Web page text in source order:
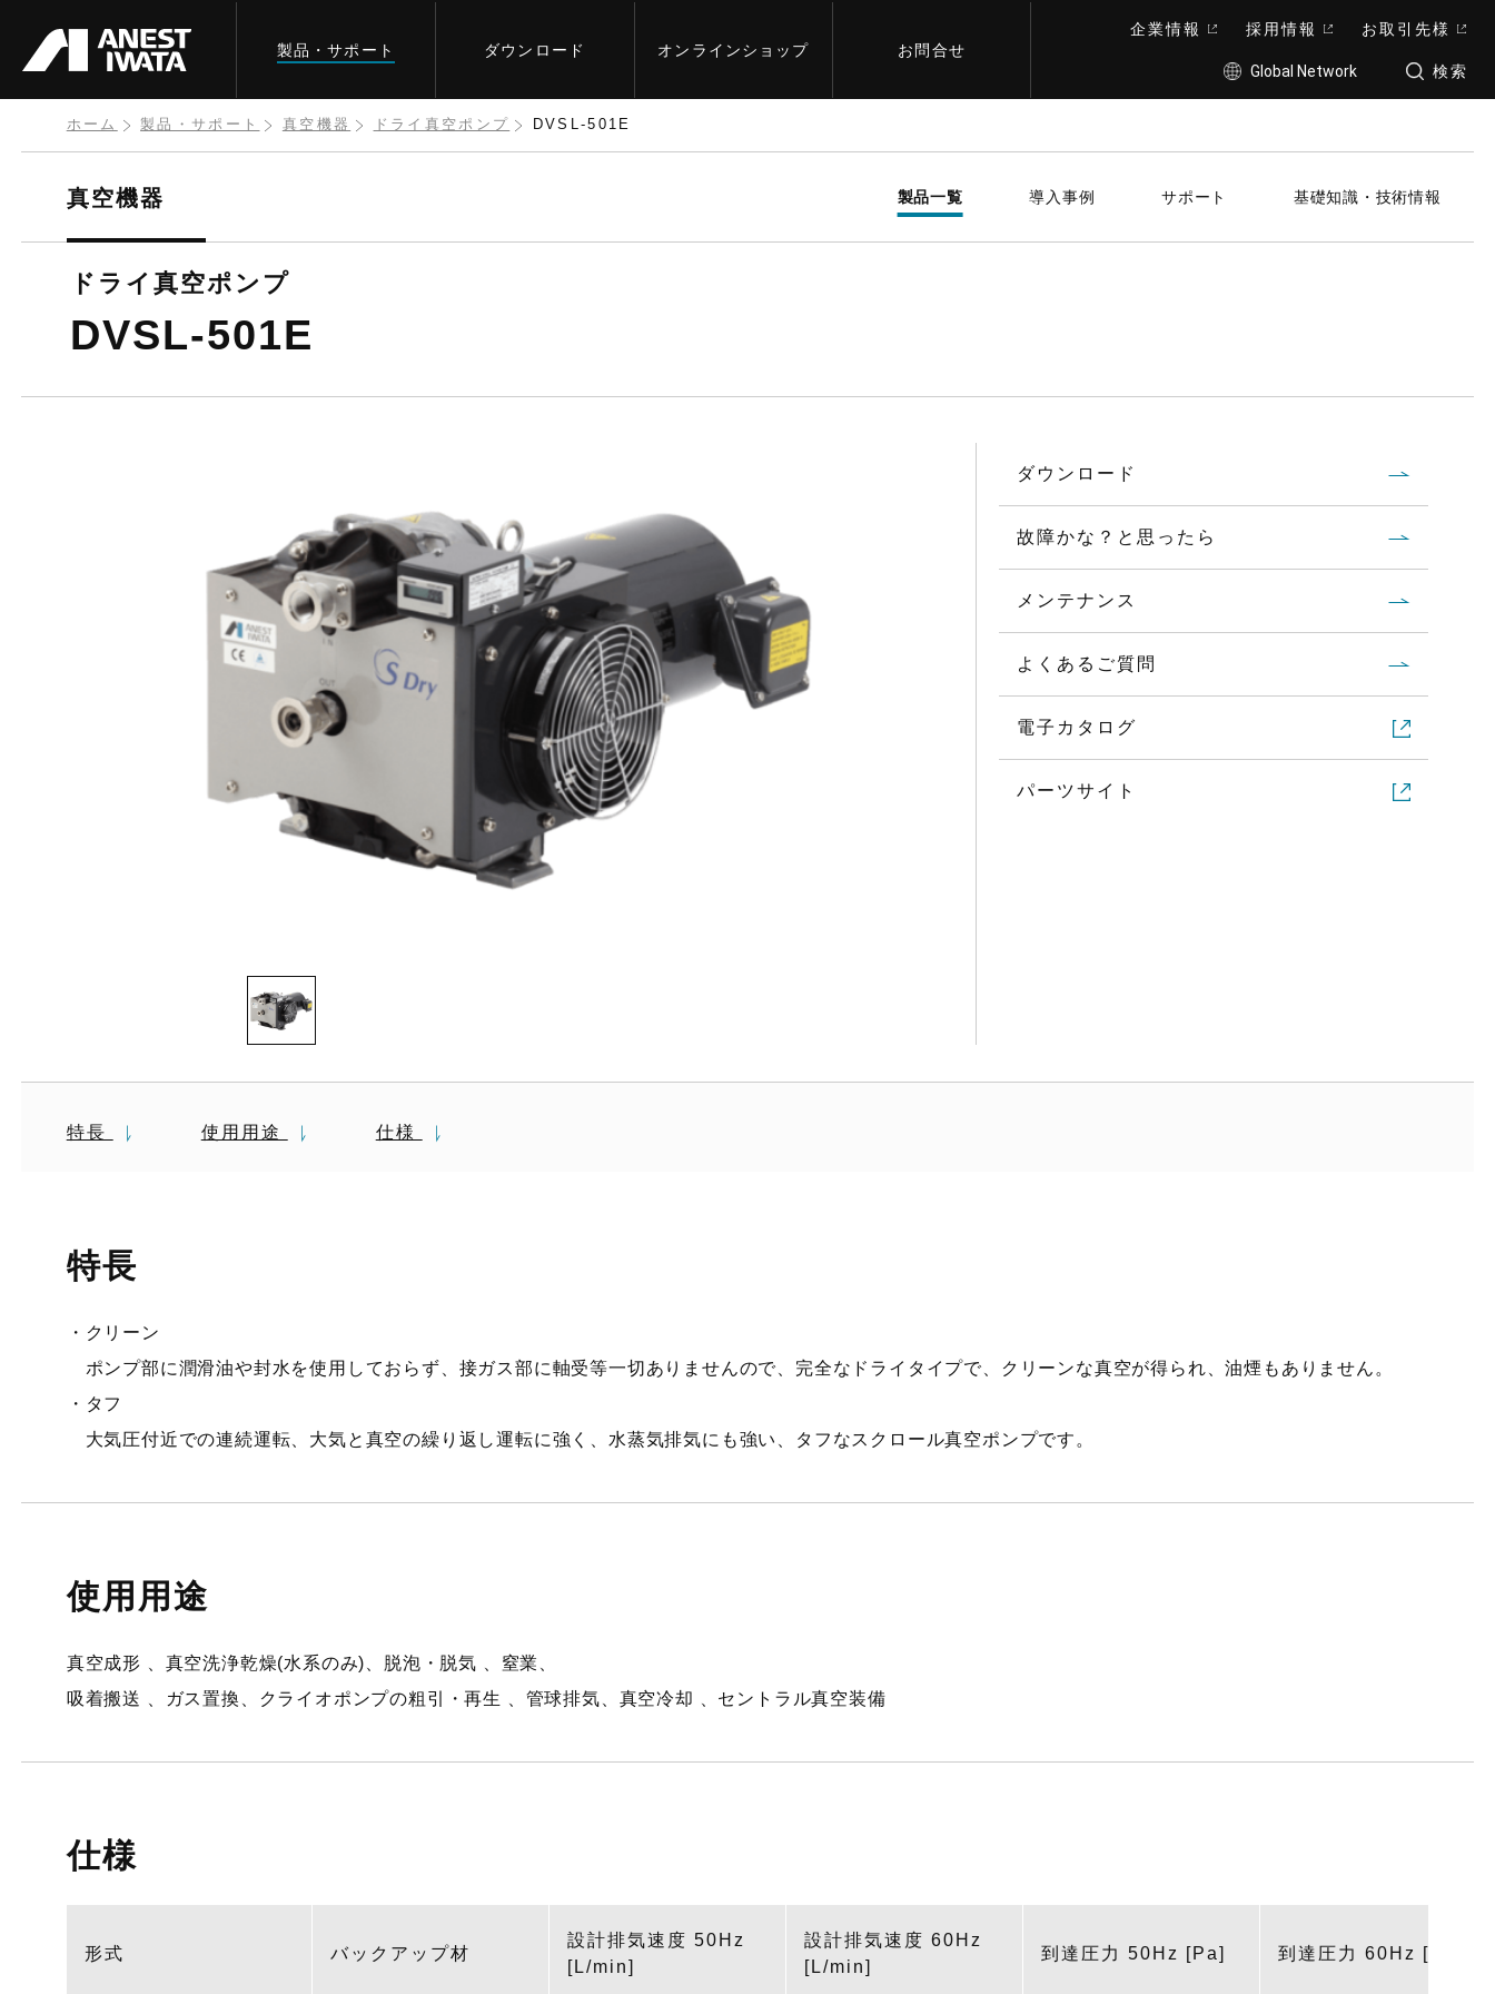
製品・サポート ダウンロード オンラインショップ お問合せ
企業情報 採用情報 お取引先様
Global Network 検索
ホーム 製品・サポート 真空機器 ドライ真空ポンプ DVSL-501E
ドライ真空ポンプ
DVSL-501E
ダウンロード
故障かな？と思ったら
メンテナンス
よくあるご質問
電子カタログ
パーツサイト
特長 使用用途 仕様
特長
・クリーン
ポンプ部に潤滑油や封水を使用しておらず、接ガス部に軸受等一切ありませんので、完全なドライタイプで、クリーンな真空が得られ、油煙もありません。
・タフ
大気圧付近での連続運転、大気と真空の繰り返し運転に強く、水蒸気排気にも強い、タフなスクロール真空ポンプです。
使用用途
真空成形 、真空洗浄乾燥(水系のみ)、脱泡・脱気 、窒業、
吸着搬送 、ガス置換、クライオポンプの粗引・再生 、管球排気、真空冷却 、セントラル真空装備
仕様
形式 バックアップ材
設計排気速度 50Hz
[L/min]
設計排気速度 60Hz
[L/min]
到達圧力 50Hz [Pa] 到達圧力 60Hz [Pa]
真空機器 製品一覧 導入事例 サポート 基礎知識・技術情報